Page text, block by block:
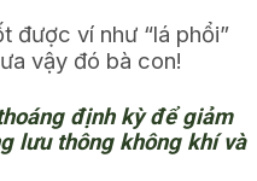
được ví như “lá phổi”
vậy đó bà con!
định kỳ để giảm
lưu thông không khí và